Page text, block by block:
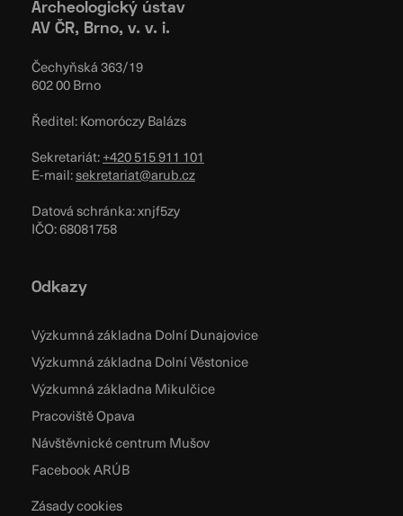
Archeologický ústav
AV ČR, Brno, v. v. i.
Čechyňská 363/19
602 00 Brno
Ředitel: Komoróczy Balázs
Sekretariát:+420 515 911 101
E-mail:sekretariat@arub.cz
Datová schránka: xnjf5zy
IČO: 68081758
Odkazy
Výzkumná základna Dolní Dunajovice
Výzkumná základna Dolní Věstonice
Výzkumná základna Mikulčice
Pracoviště Opava
Návštěvnické centrum Mušov
Facebook ARÚB
Zásady cookies